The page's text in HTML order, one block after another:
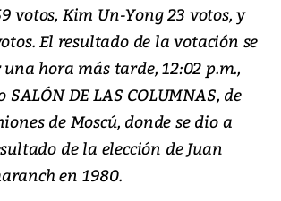
votos, Kim Un-Yong 23 votos, y
El resultado de la votación se
hora más tarde, 12:02 p.m.,
DE LAS COLUMNAS, de
de Moscú, donde se dio a
de la elección de Juan
en 1980.